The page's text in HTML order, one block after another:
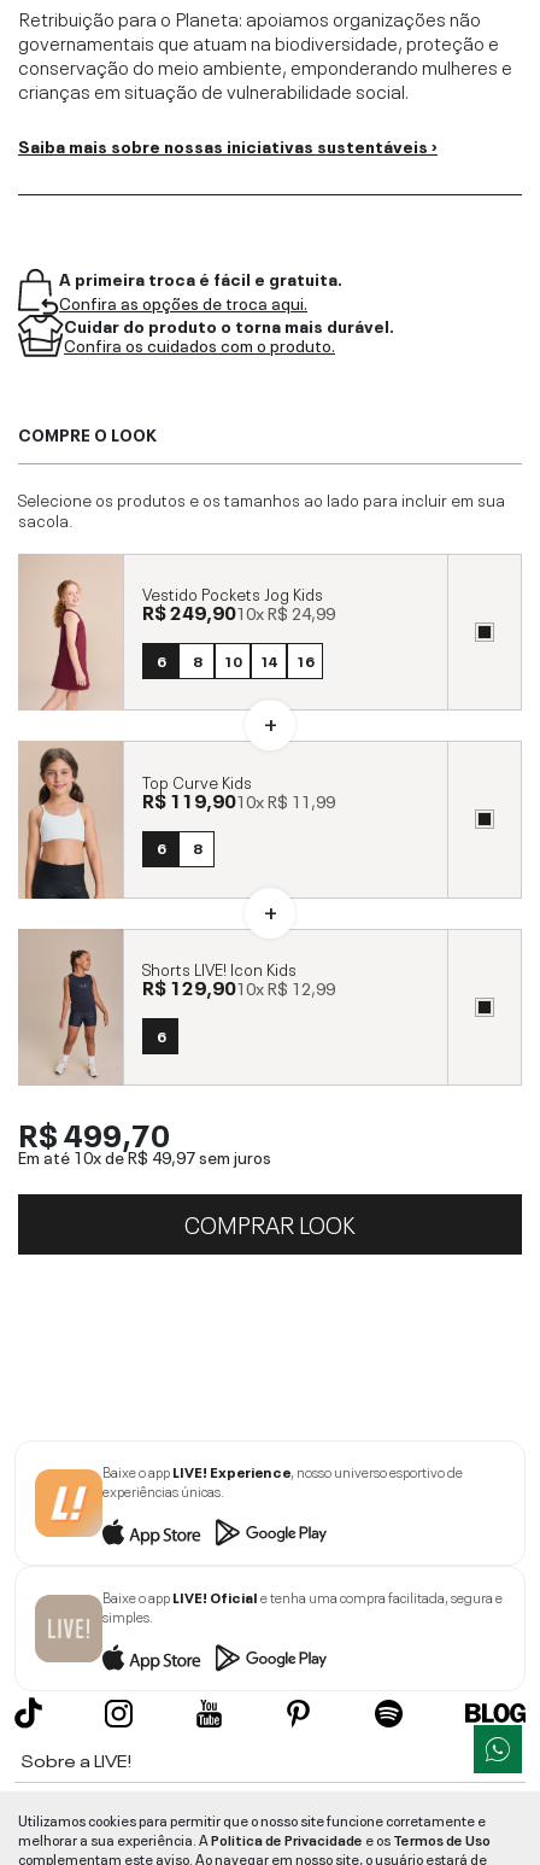
Retribuição para o Planeta: apoiamos organizações não
governamentais que atuam na biodiversidade, proteção e
conservação do meio ambiente, emponderando mulheres e
crianças em situação de vulnerabilidade social.
Saiba mais sobre nossas iniciativas sustentáveis ›
A primeira troca é fácil e gratuita.
Confira as opções de troca aqui.
Cuidar do produto o torna mais durável.
Confira os cuidados com o produto.
COMPRE O LOOK
Selecione os produtos e os tamanhos ao lado para incluir em sua
sacola.
Vestido Pockets Jog Kids
R$ 249,9010xR$ 24,99
6 8 10 14 16
Top Curve Kids
R$ 119,9010xR$ 11,99
6 8
Shorts LIVE! Icon Kids
R$ 129,9010xR$ 12,99
6
R$ 499,70
Em até 10x deR$ 49,97sem juros
COMPRAR LOOK
Baixe o appLIVE! Experience, nosso universo esportivo de
experiências únicas.
Baixe o appLIVE! Oficiale tenha uma compra facilitada, segura e
simples.
Sobre a LIVE!
Informações
Utilizamos cookies para permitir que o nosso site funcione corretamente e
melhorar a sua experiência. APolitica de Privacidade e osTermos de Uso
complementam este aviso. Ao navegar em nosso site, o usuário estará de